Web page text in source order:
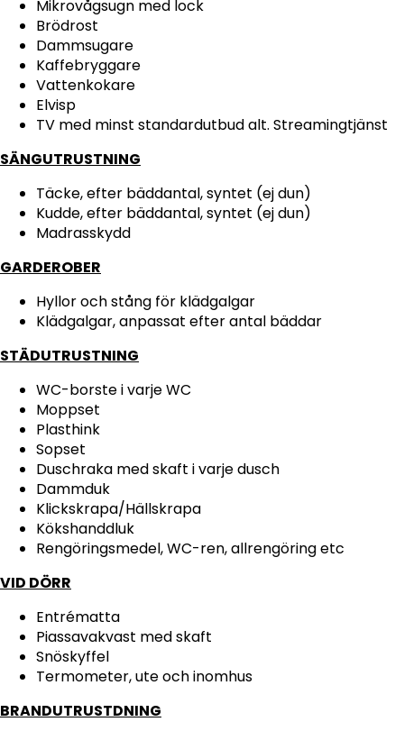
Mikrovågsugn med lock
Brödrost
Dammsugare
Kaffebryggare
Vattenkokare
Elvisp
TV med minst standardutbud alt. Streamingtjänst
SÄNGUTRUSTNING
Täcke, efter bäddantal, syntet (ej dun)
Kudde, efter bäddantal, syntet (ej dun)
Madrasskydd
GARDEROBER
Hyllor och stång för klädgalgar
Klädgalgar, anpassat efter antal bäddar
STÄDUTRUSTNING
WC-borste i varje WC
Moppset
Plasthink
Sopset
Duschraka med skaft i varje dusch
Dammduk
Klickskrapa/Hällskrapa
Kökshanddluk
Rengöringsmedel, WC-ren, allrengöring etc
VID DÖRR
Entrématta
Piassavakvast med skaft
Snöskyffel
Termometer, ute och inomhus
BRANDUTRUSTDNING